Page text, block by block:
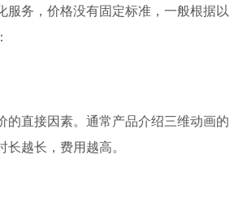
服务，价格没有固定标准，一般根据以
的直接因素。通常产品介绍三维动画的
越长，费用越高。